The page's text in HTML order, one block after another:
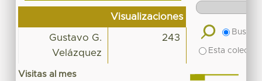
Visualizaciones
Gustavo G.
Velázquez
243
Visitas al mes
Buscar
Esta